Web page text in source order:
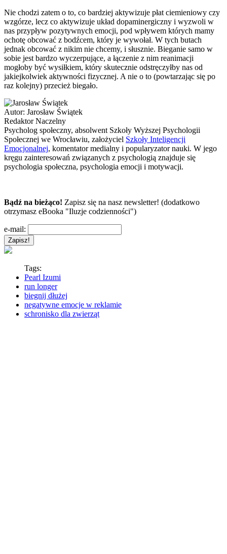
Nie chodzi zatem o to, co bardziej aktywizuje płat ciemieniowy czy
wzgórze, lecz co aktywizuje układ dopaminergiczny i wyzwoli w
nas przypływ pozytywnych emocji, pod wpływem których mamy
ochotę obcować z bodźcem, który je wywołał. W tych butach
jednak obcować z nikim nie chcemy, i słusznie. Bieganie samo w
sobie jest bardzo wyczerpujące, a łączenie z nim reanimacji
mogłoby być wysiłkiem, który skutecznie odstręczyłby nas od
jakiejkolwiek aktywności fizycznej. A nie o to (powtarzając się po
raz kolejny) przecież biegało.
Autor: Jarosław Świątek
Redaktor Naczelny
Psycholog społeczny, absolwent Szkoły Wyższej Psychologii
Społecznej we Wrocławiu, założyciel Szkoły Inteligencji
Emocjonalnej, komentator medialny i popularyzator nauki. W jego
kręgu zainteresowań związanych z psychologią znajduje się
psychologia społeczna, psychologia emocji i motywacji.
Bądź na bieżąco! Zapisz się na nasz newsletter! (dodatkowo
otrzymasz eBooka "Iluzje codzienności")
e-mail:
Tags:
Pearl Izumi
run longer
biegnij dłużej
negatywne emocje w reklamie
schronisko dla zwierząt